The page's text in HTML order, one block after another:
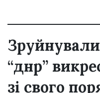
“днр”
зі свого